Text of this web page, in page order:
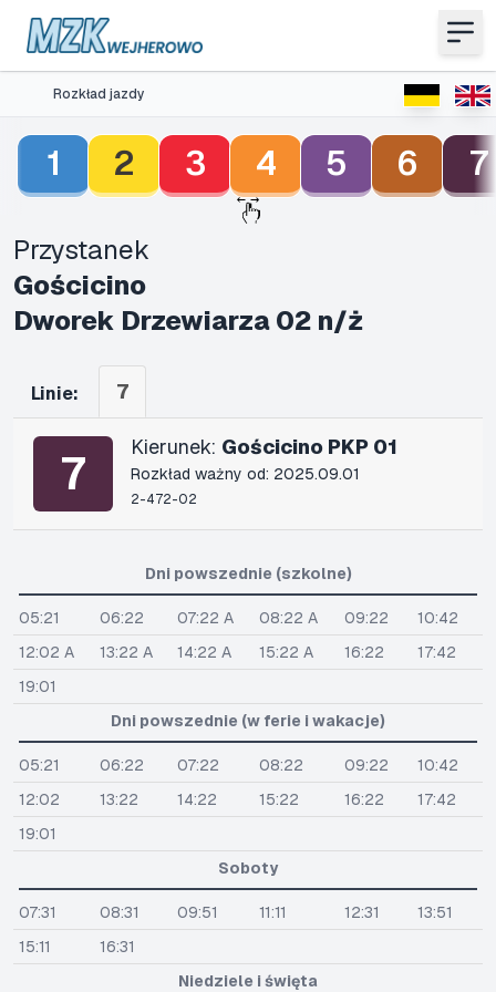
Rozkład jazdy
1 2 3 4 5 6 7
Przystanek
Gościcino
Dworek Drzewiarza 02 n/ż
Linie: 7
7 Kierunek: Gościcino PKP 01
Rozkład ważny od: 2025.09.01
2-472-02
Dni powszednie (szkolne)
05:21 06:22 07:22 A 08:22 A 09:22
10:42
12:02 A
13:22 A 14:22 A 15:22 A 16:22
17:42
19:01
Dni powszednie (w ferie i wakacje)
05:21 06:22 07:22 08:22 09:22
10:42
12:02
13:22 14:22 15:22 16:22
17:42
19:01
Soboty
07:31 08:31 09:51 11:11 12:31
13:51
15:11
16:31
Niedziele i święta